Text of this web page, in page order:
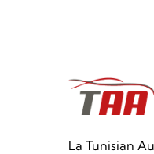
La Tunisian